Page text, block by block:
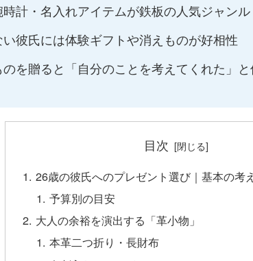
計・名入れアイテムが鉄板の人気ジャンル
彼氏には体験ギフトや消えものが好相性
を贈ると「自分のことを考えてくれた」
目次
26歳の彼氏へのプレゼント選び｜基本の考
予算別の目安
大人の余裕を演出する「革小物」
本革二つ折り・長財布